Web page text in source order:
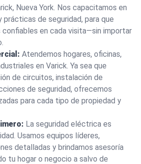
Nueva York. Nos capacitamos en
de seguridad, para que
en cada visita—sin importar
Atendemos hogares, oficinas,
en Varick. Ya sea que
de circuitos, instalación de
de seguridad, ofrecemos
para cada tipo de propiedad y
La seguridad eléctrica es
Usamos equipos líderes,
detalladas y brindamos asesoría
tu hogar o negocio a salvo de